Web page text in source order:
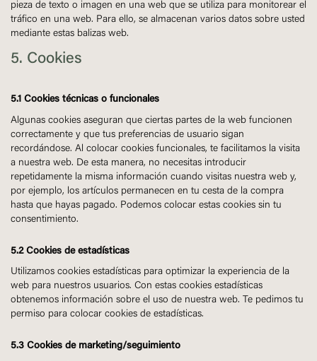
pieza de texto o imagen en una web que se utiliza para monitorear el
tráfico en una web. Para ello, se almacenan varios datos sobre usted
mediante estas balizas web.
5. Cookies
5.1 Cookies técnicas o funcionales
Algunas cookies aseguran que ciertas partes de la web funcionen
correctamente y que tus preferencias de usuario sigan
recordándose. Al colocar cookies funcionales, te facilitamos la visita
a nuestra web. De esta manera, no necesitas introducir
repetidamente la misma información cuando visitas nuestra web y,
por ejemplo, los artículos permanecen en tu cesta de la compra
hasta que hayas pagado. Podemos colocar estas cookies sin tu
consentimiento.
5.2 Cookies de estadísticas
Utilizamos cookies estadísticas para optimizar la experiencia de la
web para nuestros usuarios. Con estas cookies estadísticas
obtenemos información sobre el uso de nuestra web. Te pedimos tu
permiso para colocar cookies de estadísticas.
5.3 Cookies de marketing/seguimiento